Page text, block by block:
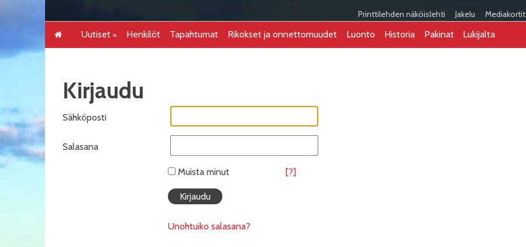
Printtilehden näköislehti Jakelu Mediakortit
Uutiset Henkilöt Tapahtumat Rikokset ja onnettomuudet Luonto Historia Pakinat Lukijalta
Kirjaudu
Sähköposti
Salasana
Muista minut [?]
Unohtuiko salasana?